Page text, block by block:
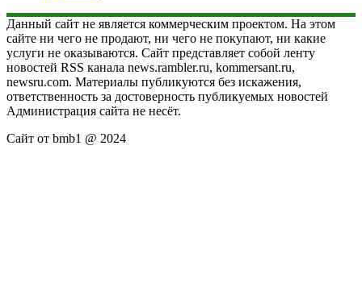
Данный сайт не является коммерческим проектом. На этом
сайте ни чего не продают, ни чего не покупают, ни какие
услуги не оказываются. Сайт представляет собой ленту
новостей RSS канала news.rambler.ru, kommersant.ru,
newsru.com. Материалы публикуются без искажения,
ответственность за достоверность публикуемых новостей
Администрация сайта не несёт.
Сайт от bmb1 @ 2024